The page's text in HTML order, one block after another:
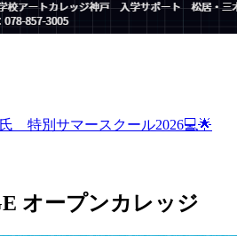
特別サマースクール2026💻🌟
オープンカレッジ